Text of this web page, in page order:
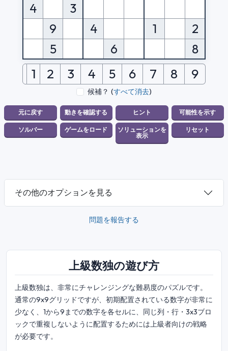
4
3
9
4 1
2
5
6 8
1 2 3 4 5 6 7 8 9
候補？ (すべて消去)
その他のオプションを見る
問題を報告する
上級数独の遊び方
上級数独は、非常にチャレンジングな難易度のパズルです。
通常の9x9グリッドですが、初期配置されている数字が非常に
少なく、1から9までの数字を各セルに、同じ列・行・3x3ブロ
ックで重複しないように配置するためには上級者向けの戦略
が必要です。